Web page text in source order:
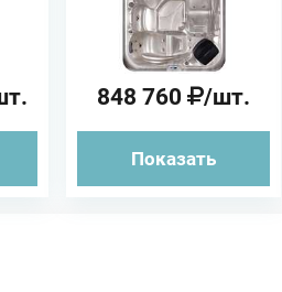
848 760 /шт.
Показать